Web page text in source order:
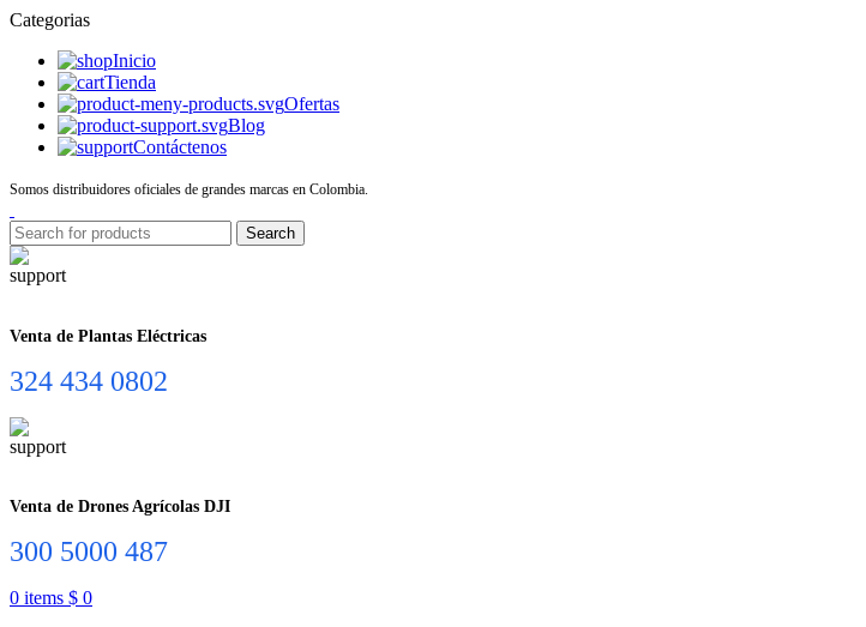
Categorias
Inicio
Tienda
Ofertas
Blog
Contáctenos
Somos distribuidores oficiales de grandes marcas en Colombia.
Search
Venta de Plantas Eléctricas
324 434 0802
Venta de Drones Agrícolas DJI
300 5000 487
0 items $ 0